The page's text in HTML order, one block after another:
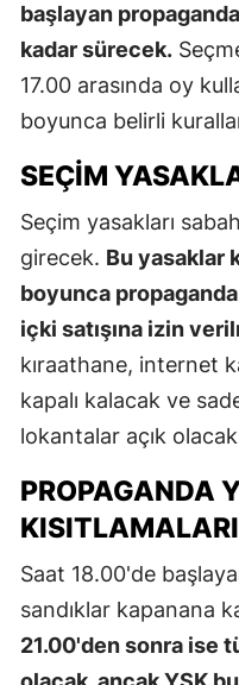
başlayan
kadar sürecek.
17.00 arasında oy
boyunca belirli
SEÇIM
Seçim yasakları
girecek. Bu yasaklar
boyunca
içki satışına izin
kıraathane, internet
kapalı kalacak ve
lokantalar açık
PROPAGANDA
KISITLAMALARI
Saat 18.00'de
sandıklar kapanana
21.00'den sonra ise